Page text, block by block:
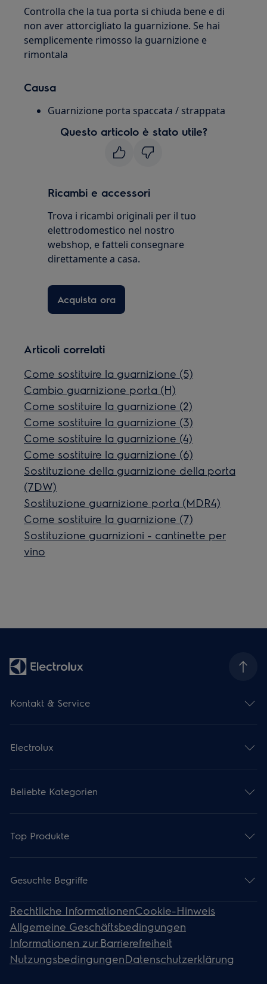
Controlla che la tua porta si chiuda bene e di
non aver attorcigliato la guarnizione. Se hai
semplicemente rimosso la guarnizione e
rimontala
Causa
Guarnizione porta spaccata / strappata
Questo articolo è stato utile?
Ricambi e accessori
Trova i ricambi originali per il tuo
elettrodomestico nel nostro
webshop, e fatteli consegnare
direttamente a casa.
Acquista ora
Articoli correlati
Come sostituire la guarnizione (5)
Cambio guarnizione porta (H)
Come sostituire la guarnizione (2)
Come sostituire la guarnizione (3)
Come sostituire la guarnizione (4)
Come sostituire la guarnizione (6)
Sostituzione della guarnizione della porta
(7DW)
Sostituzione guarnizione porta (MDR4)
Come sostituire la guarnizione (7)
Sostituzione guarnizioni - cantinette per
vino
Kontakt & Service
Electrolux
Beliebte Kategorien
Top Produkte
Gesuchte Begriffe
Rechtliche InformationenCookie-Hinweis
Allgemeine Geschäftsbedingungen
Informationen zur Barrierefreiheit
NutzungsbedingungenDatenschutzerklärung